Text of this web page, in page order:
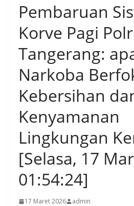
Pembaruan
Korve Pagi
Tangerang:
Narkoba
Kebersihan
Kenyamanan
Lingkungan
[Selasa, 17
01:54:24]
17 Maret 2026 admin